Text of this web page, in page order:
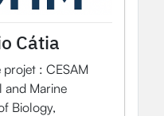
Cátia
: CESAM
and Marine
Biology,